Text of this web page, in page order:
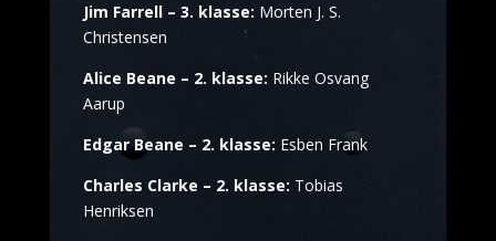
Jim Farrell – 3. klasse: Morten J. S.
Christensen
Alice Beane – 2. klasse: Rikke Osvang
Aarup
Edgar Beane – 2. klasse: Esben Frank
Charles Clarke – 2. klasse: Tobias
Henriksen